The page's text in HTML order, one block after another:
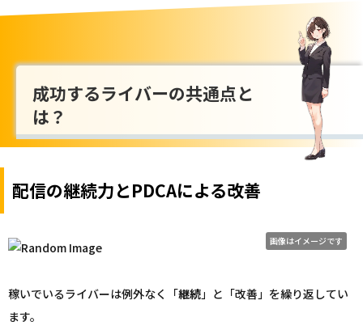
成功するライバーの共通点と
は？
配信の継続力とPDCAによる改善
画像はイメージです
稼いでいるライバーは例外なく「継続」と「改善」を繰り返してい
ます。